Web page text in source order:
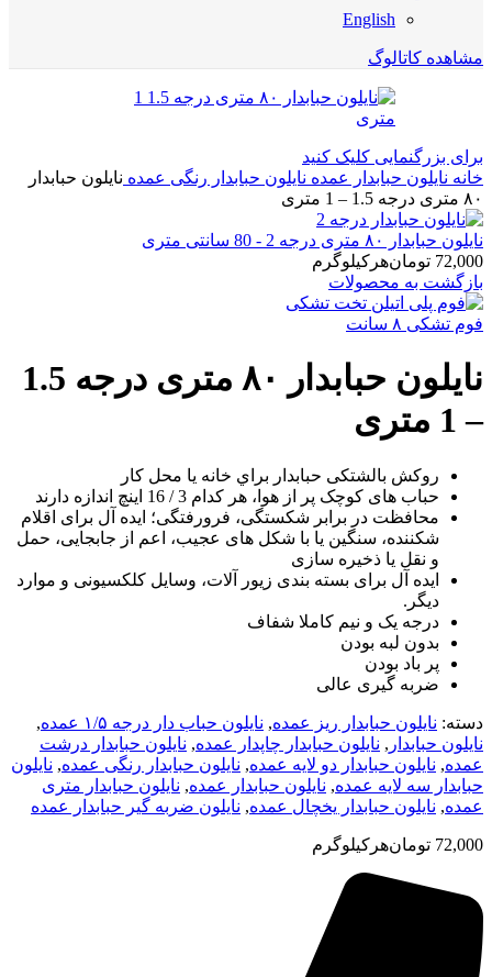
English
مشاهده کاتالوگ
برای بزرگنمایی کلیک کنید
خانه نایلون حبابدار عمده نایلون حبابدار رنگی عمده نایلون حبابدار
۸۰ متری درجه 1.5 – 1 متری
نایلون حبابدار ۸۰ متری درجه 2 - 80 سانتی متری
72,000 تومانهرکیلوگرم
بازگشت به محصولات
فوم تشکی ۸ سانت
نایلون حبابدار ۸۰ متری درجه 1.5
– 1 متری
روکش بالشتکی حبابدار براي خانه يا محل کار
حباب های کوچک پر از هوا، هر کدام 3 / 16 اينچ اندازه دارند
محافظت در برابر شکستگی، فرورفتگی؛ ايده آل برای اقلام
شکننده، سنگين يا با شکل های عجيب، اعم از جابجايی، حمل
و نقل يا ذخيره سازی
ایده آل برای بسته بندی زیور آلات، وسایل کلکسیونی و موارد
دیگر.
درجه یک و نیم کاملا شفاف
بدون لبه بودن
پر باد بودن
ضربه گیری عالی
دسته: نایلون حبابدار ریز عمده, نایلون حباب دار درجه ۱/۵ عمده
,
نایلون حبابدار , نایلون حبابدار چاپدار عمده, نایلون حبابدار درشت
عمده, نایلون حبابدار دو لایه عمده, نایلون حبابدار رنگی عمده, نایلون
حبابدار سه لایه عمده, نایلون حبابدار عمده, نایلون حبابدار متری
عمده, نایلون حبابدار یخچال عمده, نایلون ضربه گیر حبابدار عمده
72,000 تومانهرکیلوگرم